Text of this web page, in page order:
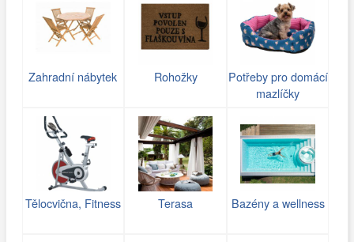
Zahradní nábytek Rohožky
Potřeby pro domácí
mazlíčky
Tělocvična, Fitness Terasa Bazény a wellness